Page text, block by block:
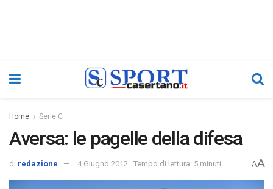
Home Serie C
Aversa: le pagelle della difesa
di redazione 4 Giugno 2012 Tempo di lettura: 5 minuti AA